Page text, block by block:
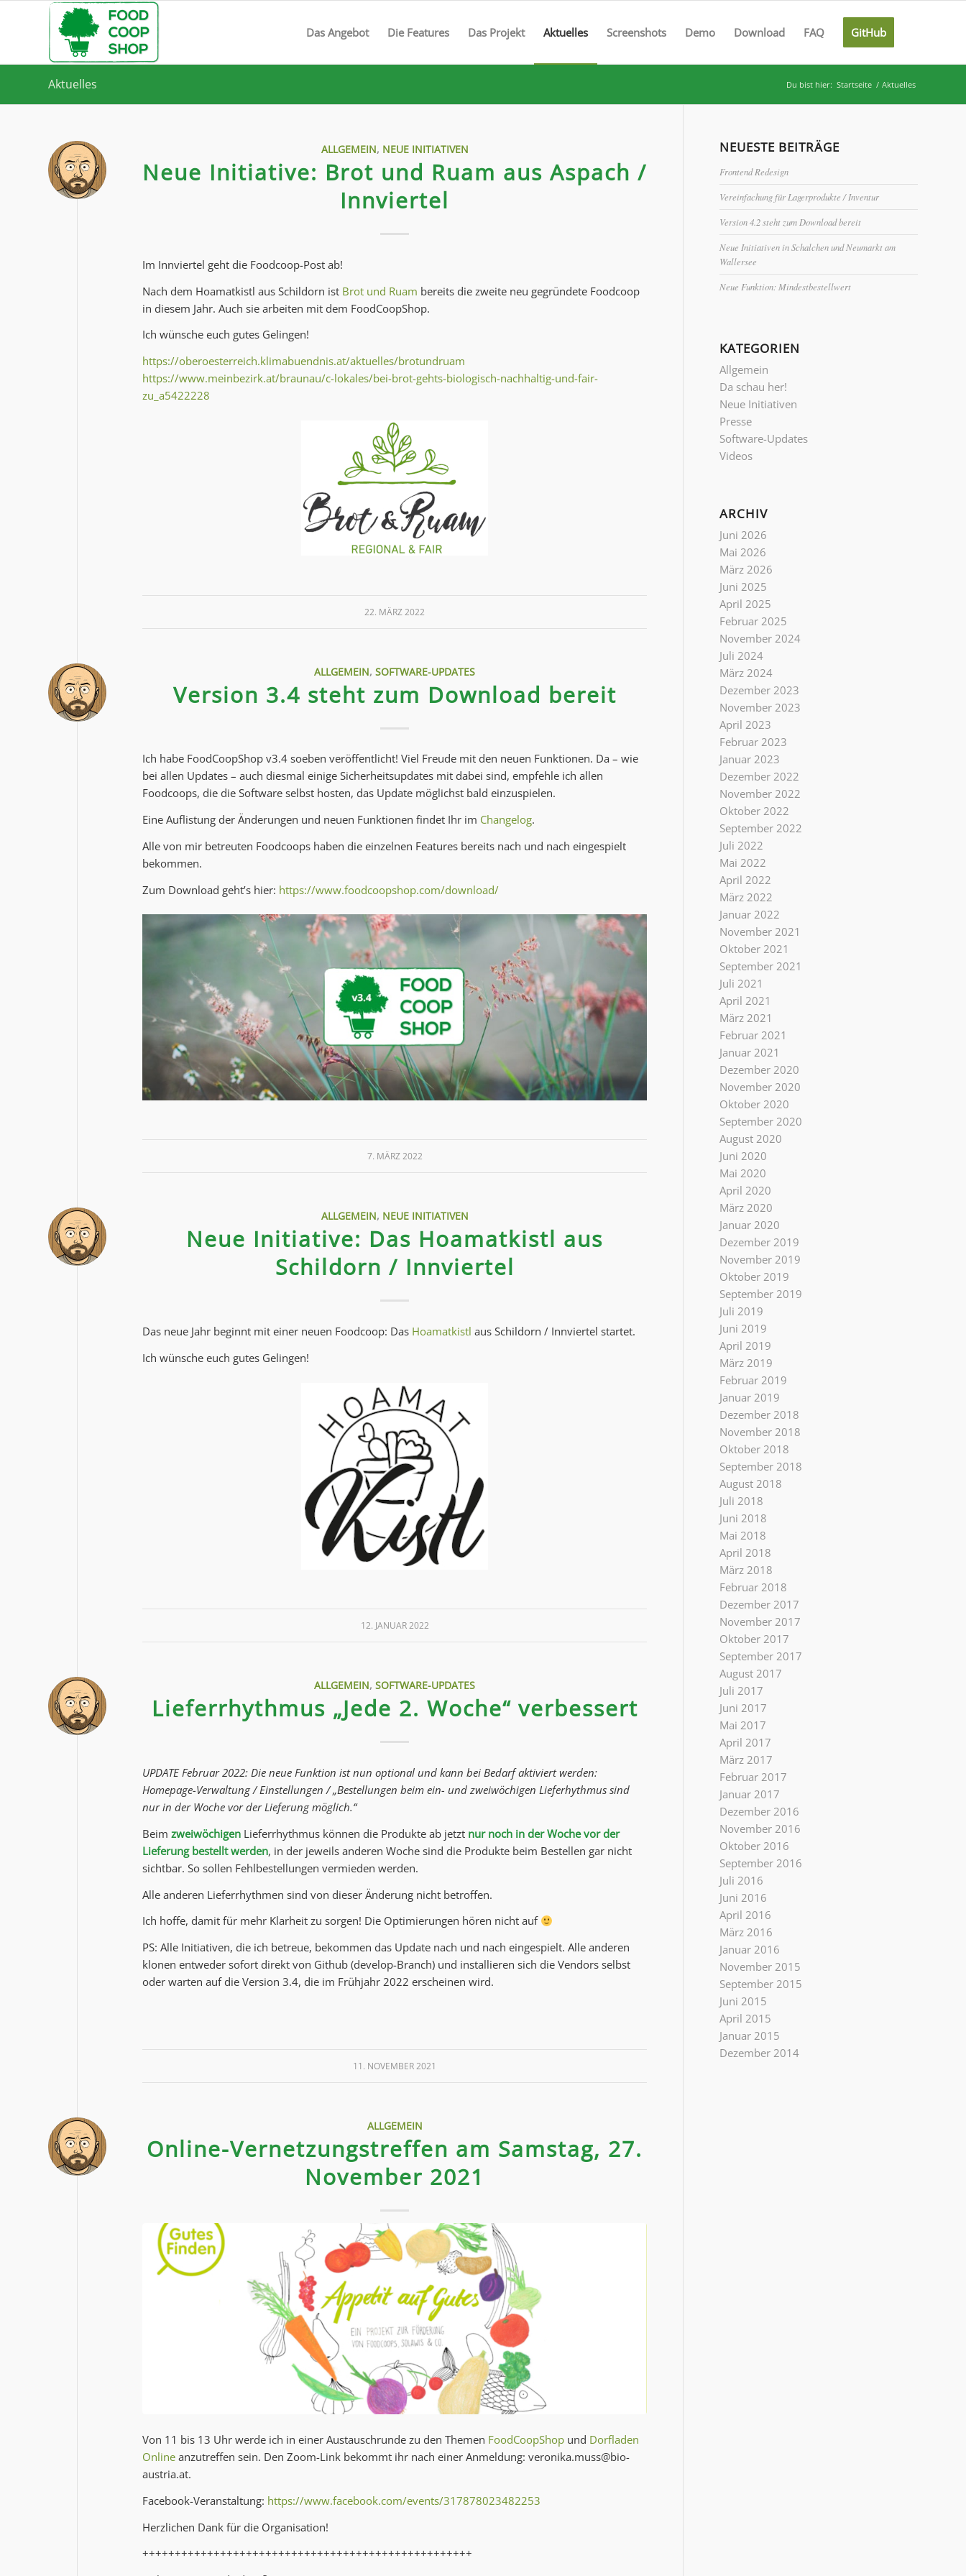
Das Angebot Die Features Das Projekt Aktuelles Screenshots Demo Download FAQ GitHub
Aktuelles Du bist hier: Startseite / Aktuelles
ALLGEMEIN, NEUE INITIATIVEN
Neue Initiative: Brot und Ruam aus Aspach /
Innviertel
Im Innviertel geht die Foodcoop-Post ab!
Nach dem Hoamatkistl aus Schildorn ist Brot und Ruam bereits die zweite neu gegründete Foodcoop
in diesem Jahr. Auch sie arbeiten mit dem FoodCoopShop.
Ich wünsche euch gutes Gelingen!
https://oberoesterreich.klimabuendnis.at/aktuelles/brotundruam
https://www.meinbezirk.at/braunau/c-lokales/bei-brot-gehts-biologisch-nachhaltig-und-fair-
zu_a5422228
22. MÄRZ 2022
ALLGEMEIN,SOFTWARE-UPDATES
Version 3.4 steht zum Download bereit
Ich habe FoodCoopShop v3.4 soeben veröffentlicht! Viel Freude mit den neuen Funktionen. Da – wie
bei allen Updates – auch diesmal einige Sicherheitsupdates mit dabei sind, empfehle ich allen
Foodcoops, die die Software selbst hosten, das Update möglichst bald einzuspielen.
Eine Auflistung der Änderungen und neuen Funktionen findet Ihr im Changelog.
Alle von mir betreuten Foodcoops haben die einzelnen Features bereits nach und nach eingespielt
bekommen.
Zum Download geht’s hier: https://www.foodcoopshop.com/download/
7. MÄRZ 2022
ALLGEMEIN, NEUE INITIATIVEN
Neue Initiative: Das Hoamatkistl aus
Schildorn / Innviertel
Das neue Jahr beginnt mit einer neuen Foodcoop: Das Hoamatkistl aus Schildorn / Innviertel startet.
Ich wünsche euch gutes Gelingen!
12. JANUAR 2022
ALLGEMEIN,SOFTWARE-UPDATES
Lieferrhythmus „Jede 2. Woche“ verbessert
UPDATE Februar 2022: Die neue Funktion ist nun optional und kann bei Bedarf aktiviert werden:
Homepage-Verwaltung / Einstellungen / „Bestellungen beim ein- und zweiwöchigen Lieferhythmus sind
nur in der Woche vor der Lieferung möglich.“
Beim zweiwöchigen Lieferrhythmus können die Produkte ab jetzt nur noch in der Woche vor der
Lieferung bestellt werden, in der jeweils anderen Woche sind die Produkte beim Bestellen gar nicht
sichtbar. So sollen Fehlbestellungen vermieden werden.
Alle anderen Lieferrhythmen sind von dieser Änderung nicht betroffen.
Ich hoffe, damit für mehr Klarheit zu sorgen! Die Optimierungen hören nicht auf
PS: Alle Initiativen, die ich betreue, bekommen das Update nach und nach eingespielt. Alle anderen
klonen entweder sofort direkt von Github (develop-Branch) und installieren sich die Vendors selbst
oder warten auf die Version 3.4, die im Frühjahr 2022 erscheinen wird.
11. NOVEMBER 2021
ALLGEMEIN
Online-Vernetzungstreffen am Samstag, 27.
November 2021
Von 11 bis 13 Uhr werde ich in einer Austauschrunde zu den Themen FoodCoopShop und Dorfladen
Online anzutreffen sein. Den Zoom-Link bekommt ihr nach einer Anmeldung: veronika.muss@bio-
austria.at.
Facebook-Veranstaltung: https://www.facebook.com/events/317878023482253
Herzlichen Dank für die Organisation!
+++++++++++++++++++++++++++++++++++++++++++++++++++
NEUESTE BEITRÄGE
Frontend Redesign
Vereinfachung für Lagerprodukte / Inventur
Version 4.2 steht zum Download bereit
Neue Initiativen in Schalchen und Neumarkt am
Wallersee
Neue Funktion: Mindestbestellwert
KATEGORIEN
Allgemein
Da schau her!
Neue Initiativen
Presse
Software-Updates
Videos
ARCHIV
Juni 2026
Mai 2026
März 2026
Juni 2025
April 2025
Februar 2025
November 2024
Juli 2024
März 2024
Dezember 2023
November 2023
April 2023
Februar 2023
Januar 2023
Dezember 2022
November 2022
Oktober 2022
September 2022
Juli 2022
Mai 2022
April 2022
März 2022
Januar 2022
November 2021
Oktober 2021
September 2021
Juli 2021
April 2021
März 2021
Februar 2021
Januar 2021
Dezember 2020
November 2020
Oktober 2020
September 2020
August 2020
Juni 2020
Mai 2020
April 2020
März 2020
Januar 2020
Dezember 2019
November 2019
Oktober 2019
September 2019
Juli 2019
Juni 2019
April 2019
März 2019
Februar 2019
Januar 2019
Dezember 2018
November 2018
Oktober 2018
September 2018
August 2018
Juli 2018
Juni 2018
Mai 2018
April 2018
März 2018
Februar 2018
Dezember 2017
November 2017
Oktober 2017
September 2017
August 2017
Juli 2017
Juni 2017
Mai 2017
April 2017
März 2017
Februar 2017
Januar 2017
Dezember 2016
November 2016
Oktober 2016
September 2016
Juli 2016
Juni 2016
April 2016
März 2016
Januar 2016
November 2015
September 2015
Juni 2015
April 2015
Januar 2015
Dezember 2014